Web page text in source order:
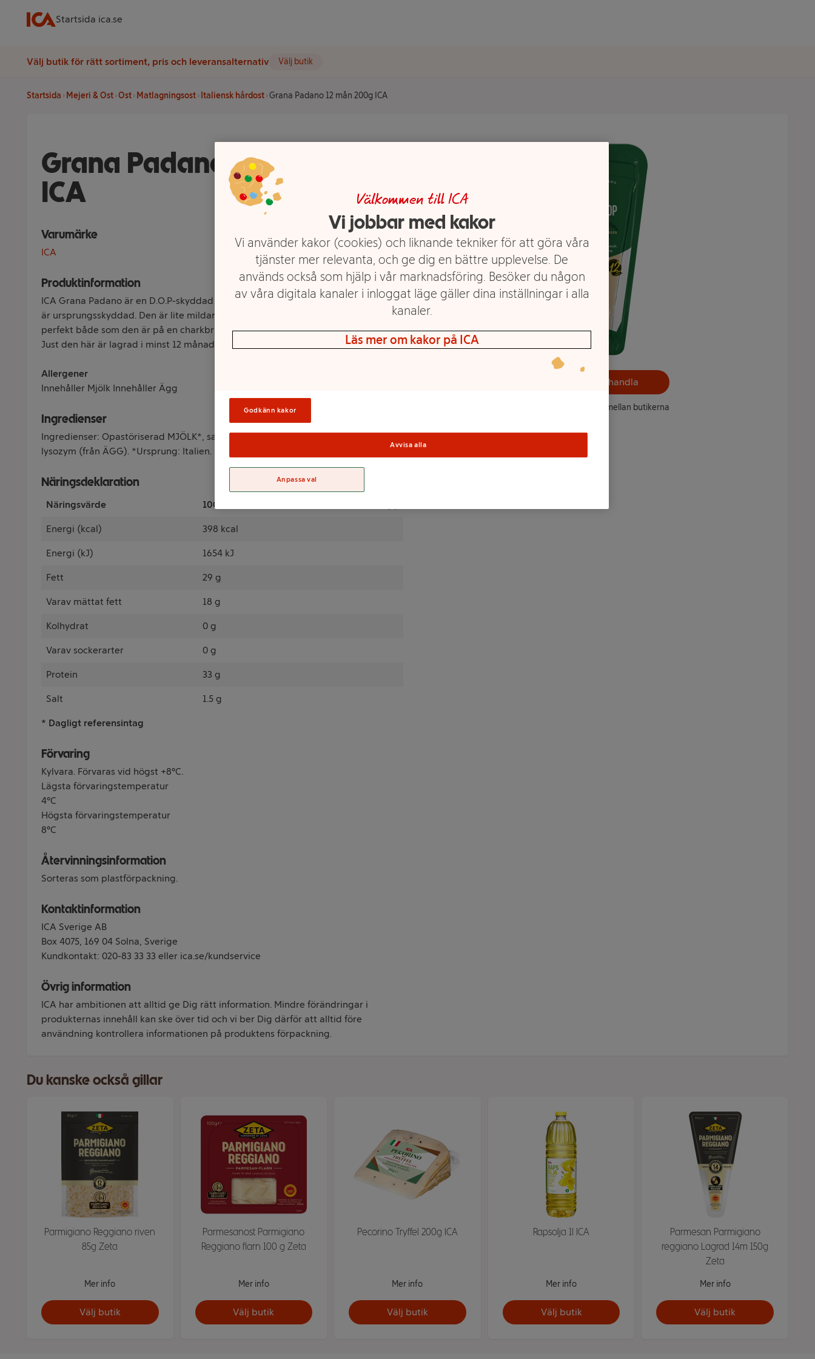
Startsida ica.se
Välj butik för rätt sortiment, pris och leveransalternativ Välj butik
Startsida Mejeri & Ost Ost Matlagningsost Italiensk hårdost Grana Padano 12 mån 200g ICA
Grana Padano 12 mån 200g
ICA
Varumärke
ICA
Produktinformation
ICA Grana Padano är en D.O.P-skyddad hårdost från Italien, vilket betyder att den
är ursprungsskyddad. Den är lite mildare än kusinen parmesanost och passar
perfekt både som den är på en charkbricka eller som pricken över i på pastan.
Just den här är lagrad i minst 12 månader.
Allergener
Innehåller Mjölk Innehåller Ägg
Ingredienser
Ingredienser: Opastöriserad MJÖLK*, salt, löpe (animaliskt), konserveringsmedel:
lysozym (från ÄGG). *Ursprung: Italien.
Näringsdeklaration
Näringsvärde 100 Gram
Energi (kcal) 398 kcal
Energi (kJ) 1654 kJ
Fett 29 g
Varav mättat fett 18 g
Kolhydrat 0 g
Varav sockerarter 0 g
Protein 33 g
Salt 1.5 g
* Dagligt referensintag
Förvaring
Kylvara. Förvaras vid högst +8°C.
Lägsta förvaringstemperatur
4°C
Högsta förvaringstemperatur
8°C
Återvinningsinformation
Sorteras som plastförpackning.
Kontaktinformation
ICA Sverige AB
Box 4075, 169 04 Solna, Sverige
Kundkontakt: 020-83 33 33 eller ica.se/kundservice
Övrig information
ICA har ambitionen att alltid ge Dig rätt information. Mindre förändringar i
produkternas innehåll kan ske över tid och vi ber Dig därför att alltid före
användning kontrollera informationen på produktens förpackning.
Välj butik och handla
Sortimentet kan variera mellan butikerna
Du kanske också gillar
Parmigiano Reggiano riven
85g Zeta
Mer info
Välj butik
Parmesanost Parmigiano
Reggiano flarn 100 g Zeta
Mer info
Välj butik
Pecorino Tryffel 200g ICA
Mer info
Välj butik
Rapsolja 1l ICA
Mer info
Välj butik
Parmesan Parmigiano
reggiano Lagrad 14m 150g
Zeta
Mer info
Välj butik
Välkommen till ICA
Vi jobbar med kakor
Vi använder kakor (cookies) och liknande tekniker för att göra våra
tjänster mer relevanta, och ge dig en bättre upplevelse. De
används också som hjälp i vår marknadsföring. Besöker du någon
av våra digitala kanaler i inloggat läge gäller dina inställningar i alla
kanaler.
Läs mer om kakor på ICA
Godkänn kakor
Avvisa alla
Anpassa val